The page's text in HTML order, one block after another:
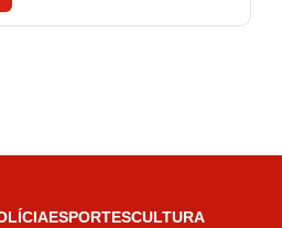
ESPORTESCULTURA